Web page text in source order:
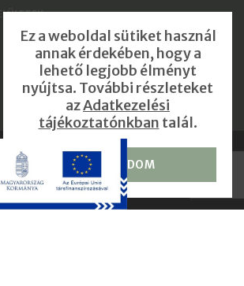
© 2022 |
Adatkezelési tájékoztató
Ez a weboldal sütiket használ
annak érdekében, hogy a
lehető legjobb élményt
nyújtsa. További részleteket
azAdatkezelési
tájékoztatónkban talál.
ELFOGADOM